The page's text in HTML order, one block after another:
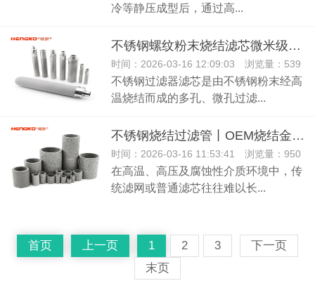
冷等静压成型后，通过高...
不锈钢螺纹粉末烧结滤芯微米级高精度316L材质高温烧结过滤器
时间：2026-03-16 12:09:03 浏览量：539
不锈钢过滤器滤芯是由不锈钢粉末经高
温烧结而成的多孔、微孔过滤...
不锈钢烧结过滤管丨OEM烧结金属管过滤器
时间：2026-03-16 11:53:41 浏览量：950
在高温、高压及腐蚀性介质环境中，传
统滤网或普通滤芯往往难以长...
首页 上一页 1 2 3
下一页
末页